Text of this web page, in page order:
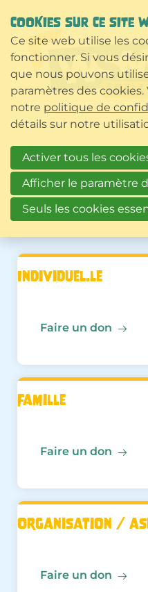
Don Cyclo
Je fais un
Individuel.le
Faire un don
Famille
Faire un don
Organisation /
Faire un don
COOKIES SUR CE SITE
Ce site web utilise les
fonctionner. Si vous
que nous pouvons
paramètres des
notre politique de
détails sur notre
Activer tous les
Afficher le paramètre
Seuls les cookies